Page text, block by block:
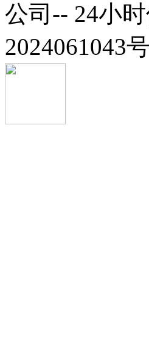
公司-- 24小
2024061043号